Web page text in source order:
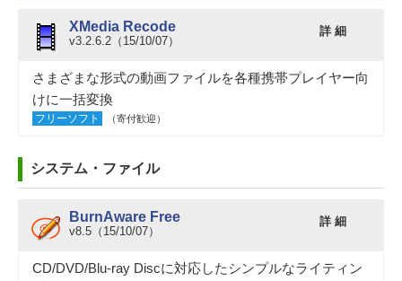
XMedia Recode
v3.2.6.2（15/10/07）
詳 細
さまざまな形式の動画ファイルを各種携帯プレイヤー向
けに一括変換
フリーソフト （寄付歓迎）
システム・ファイル
BurnAware Free
v8.5（15/10/07）
詳 細
CD/DVD/Blu-ray Discに対応したシンプルなライティン